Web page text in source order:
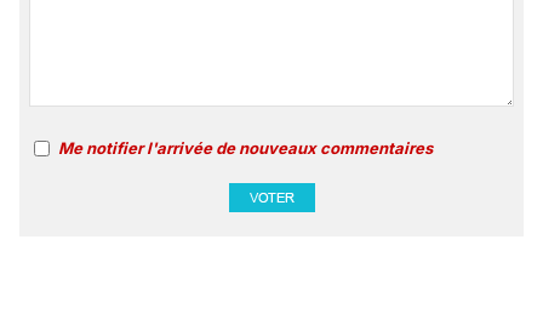
Me notifier l'arrivée de nouveaux commentaires